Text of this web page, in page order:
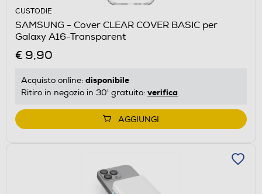
CUSTODIE
SAMSUNG - Cover CLEAR COVER BASIC per
Galaxy A16-Transparent
€ 9,90
Acquisto online: disponibile
Ritiro in negozio in 30' gratuito: verifica
AGGIUNGI